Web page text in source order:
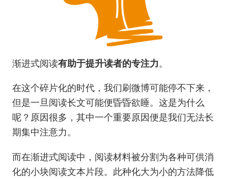
渐进式阅读有助于提升读者的专注力。
在这个碎片化的时代，我们刷微博可能停不下来，
但是一旦阅读长文可能便昏昏欲睡。这是为什么
呢？原因很多，其中一个重要原因便是我们无法长
期集中注意力。
而在渐进式阅读中，阅读材料被分割为各种可供消
化的小块阅读文本片段。此种化大为小的方法降低